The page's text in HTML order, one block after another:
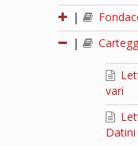
|
|
vari
Datini